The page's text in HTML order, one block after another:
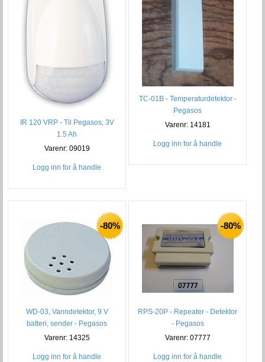
IR 120 VRP - Til Pegasos, 3V
1.5 Ah
Varenr: 09019
Logg inn for å handle
TC-01B - Temperaturdetektor -
Pegasos
Varenr: 14181
Logg inn for å handle
-80%
WD-03, Vanndetektor, 9 V
batteri, sender - Pegasos
Varenr: 14325
Logg inn for å handle
-80%
RPS-20P - Repeater - Detektor
- Pegasos
Varenr: 07777
Logg inn for å handle